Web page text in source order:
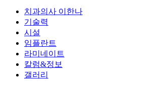
치과의사 이한나
기술력
시설
임플란트
라미네이트
칼럼&정보
갤러리